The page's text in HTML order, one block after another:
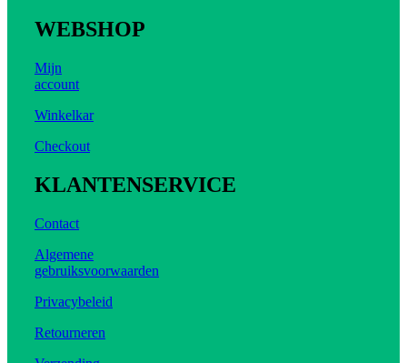
WEBSHOP
Mijn
account
Winkelkar
Checkout
KLANTENSERVICE
Contact
Algemene
gebruiksvoorwaarden
Privacybeleid
Retourneren